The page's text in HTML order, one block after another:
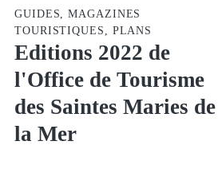
GUIDES, MAGAZINES
TOURISTIQUES, PLANS
Editions 2022 de
l'Office de Tourisme
des Saintes Maries
de la Mer